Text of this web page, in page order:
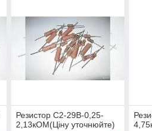
Резистор С2-29В-0,25-
2,13кОМ(Ціну уточнюйте)